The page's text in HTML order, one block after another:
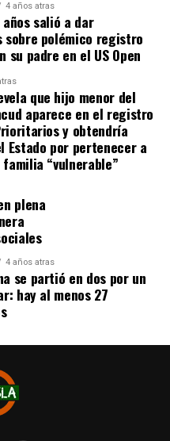
en Santiago
como invitada en
Aunque aún no tiene
Estados Unidos, donde
indicó que esperan
se logró reunir el dinero y,
circulando por
de Tomás Ross.
4 años atras
salió a dar
sobre polémico registro
su padre en el US Open
que hijo menor del
aparece en el registro
y obtendría
Estado por pertenecer a
“vulnerable”
plena
4 años atras
se partió en dos por un
hay al menos 27